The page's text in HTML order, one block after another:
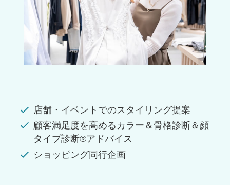
店舗・イベントでのスタイリング提案
顧客満足度を高めるカラー＆骨格診断＆顔
タイプ診断®アドバイス
ショッピング同行企画